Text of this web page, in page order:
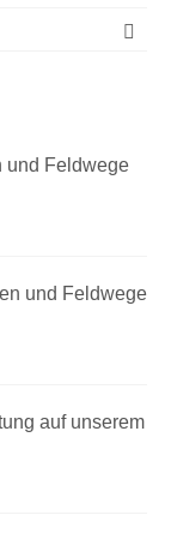
und Feldwege
und Feldwege
auf unserem